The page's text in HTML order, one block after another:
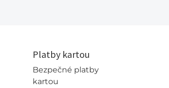
Platby kartou
Bezpečné platby
kartou